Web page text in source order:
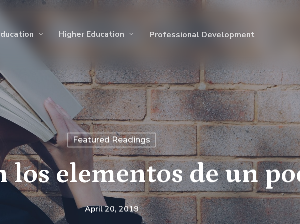
Higher Education Professional Development
Featured Readings
los elementos de un
April 20, 2019